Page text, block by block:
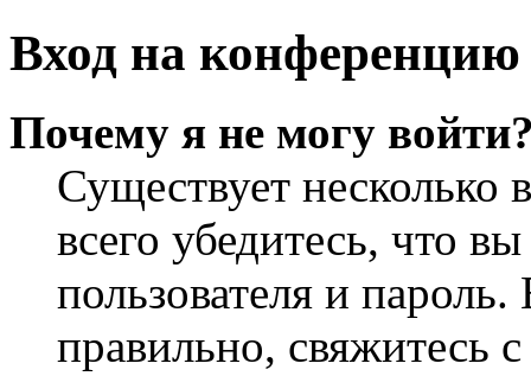
Вход на конференцию
Почему я не могу
Существует
всего убедитесь, что
пользователя и
правильно, свяжитесь